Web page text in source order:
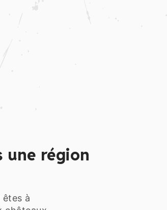
une région
êtes à